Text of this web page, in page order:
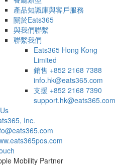
產品知識庫與客戶服務
關於Eats365
與我們聯繫
聯繫我們
Eats365 Hong Kong
Limited
銷售 +852 2168 7388
info.hk@eats365.com
支援 +852 2168 7390
support.hk@eats365.com
Inc.
Mobility Partner